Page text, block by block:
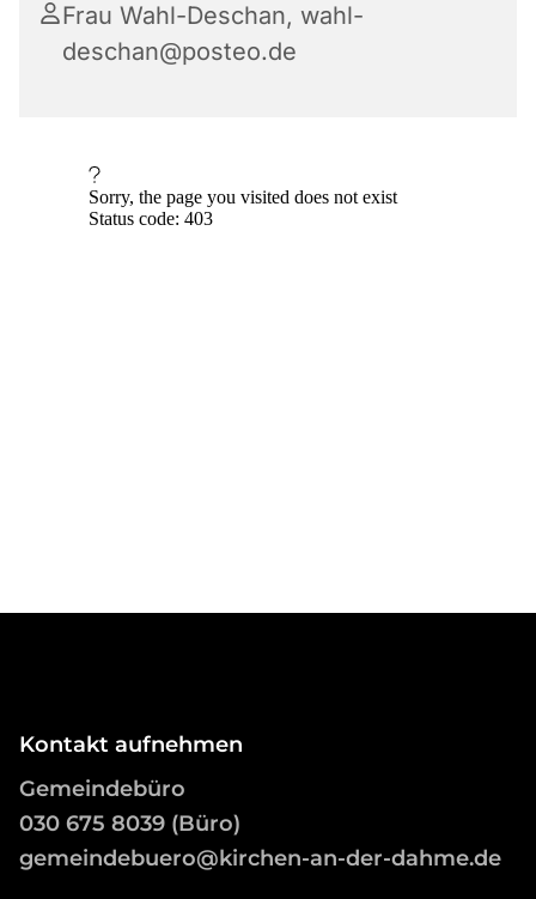
Frau Wahl-Deschan, wahl-
deschan@posteo.de
Kontakt aufnehmen
Gemeindebüro
030 675 8039 (Büro)
gemeindebuero@kirchen-an-der-dahme.de